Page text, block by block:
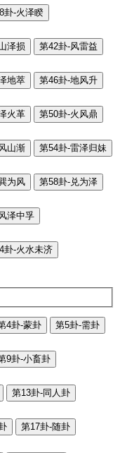
卦-火泽睽
泽损 第42卦-风雷益
地萃 第46卦-地风升
火革 第50卦-火风鼎
山渐 第54卦-雷泽归妹
为风 第58卦-兑为泽
泽中孚
卦-火水未济
4卦-蒙卦 第5卦-需卦
9卦-小畜卦
第13卦-同人卦
第17卦-随卦